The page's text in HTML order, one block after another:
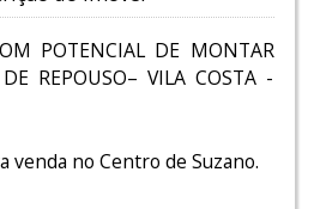
POTENCIAL DE MONTAR
REPOUSO– VILA COSTA -
venda no Centro de Suzano.